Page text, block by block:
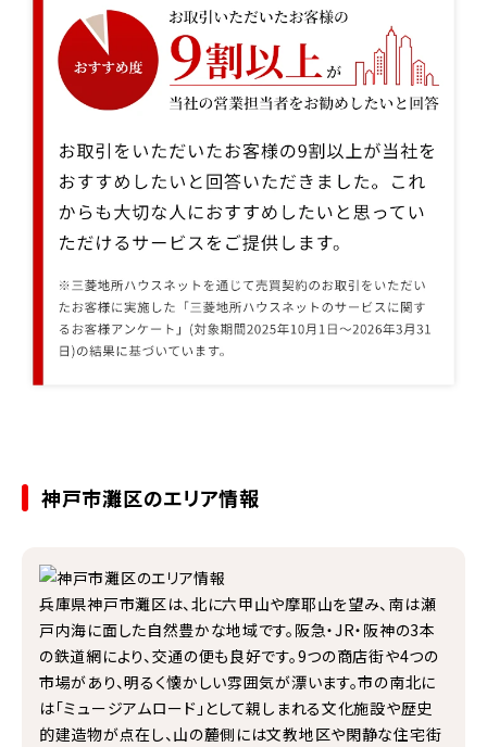
神戸市灘区のエリア情報
兵庫県神戸市灘区は、北に六甲山や摩耶山を望み、南は瀬
戸内海に面した自然豊かな地域です。阪急・JR・阪神の3本
の鉄道網により、交通の便も良好です。9つの商店街や4つの
市場があり、明るく懐かしい雰囲気が漂います。市の南北に
は「ミュージアムロード」として親しまれる文化施設や歴史
的建造物が点在し、山の麓側には文教地区や閑静な住宅街